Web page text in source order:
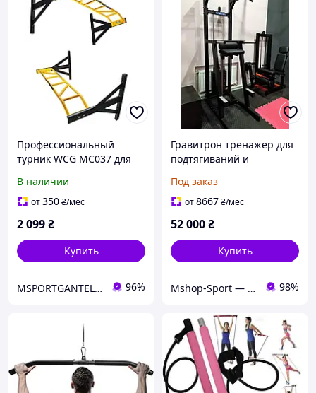
Профессиональный
турник WCG MC037 для
типами хвата домашний
тренажер для
В наличии
от350₴/мес
2 099₴
Купить
MSPORTGANTELI - інтернет магазин спортивних товарів 96%
Гравитрон тренажер для
подтягиваний и
разгружением весом
100кг для домашнего зала
Под заказ
от8667₴/мес
52 000₴
Купить
Mshop-Sport — Всё для Силы, Формы и Результата 98%